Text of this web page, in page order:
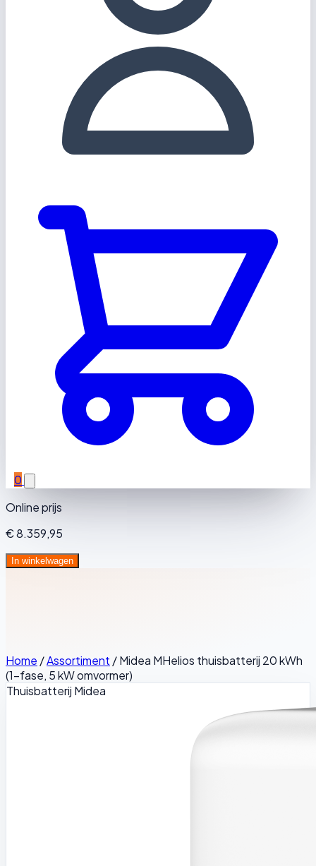
0
Online prijs
€ 8.359,95
In winkelwagen
Home /Assortiment /Midea MHelios thuisbatterij 20 kWh
(1-fase, 5 kW omvormer)
Thuisbatterij Midea